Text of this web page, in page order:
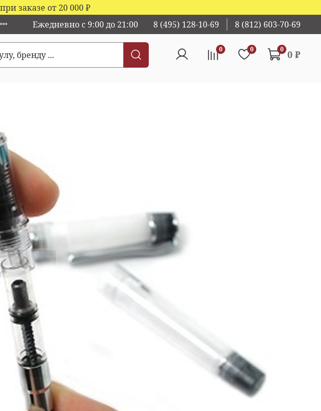
заказе от 20 000₽
Ежедневно с 9:00 до 21:00 8 (495) 128-10-69 8 (812) 603-70-69
0 0 0 0 ₽